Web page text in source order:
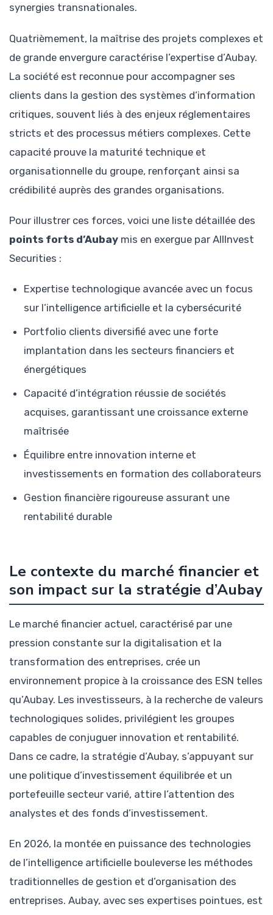
synergies transnationales.
Quatrièmement, la maîtrise des projets complexes et
de grande envergure caractérise l’expertise d’Aubay.
La société est reconnue pour accompagner ses
clients dans la gestion des systèmes d’information
critiques, souvent liés à des enjeux réglementaires
stricts et des processus métiers complexes. Cette
capacité prouve la maturité technique et
organisationnelle du groupe, renforçant ainsi sa
crédibilité auprès des grandes organisations.
Pour illustrer ces forces, voici une liste détaillée des
points forts d’Aubay mis en exergue par AllInvest
Securities :
Expertise technologique avancée avec un focus
sur l’intelligence artificielle et la cybersécurité
Portfolio clients diversifié avec une forte
implantation dans les secteurs financiers et
énergétiques
Capacité d’intégration réussie de sociétés
acquises, garantissant une croissance externe
maîtrisée
Équilibre entre innovation interne et
investissements en formation des collaborateurs
Gestion financière rigoureuse assurant une
rentabilité durable
Le contexte du marché financier et
son impact sur la stratégie d’Aubay
Le marché financier actuel, caractérisé par une
pression constante sur la digitalisation et la
transformation des entreprises, crée un
environnement propice à la croissance des ESN telles
qu’Aubay. Les investisseurs, à la recherche de valeurs
technologiques solides, privilégient les groupes
capables de conjuguer innovation et rentabilité.
Dans ce cadre, la stratégie d’Aubay, s’appuyant sur
une politique d’investissement équilibrée et un
portefeuille secteur varié, attire l’attention des
analystes et des fonds d’investissement.
En 2026, la montée en puissance des technologies
de l’intelligence artificielle bouleverse les méthodes
traditionnelles de gestion et d’organisation des
entreprises. Aubay, avec ses expertises pointues, est